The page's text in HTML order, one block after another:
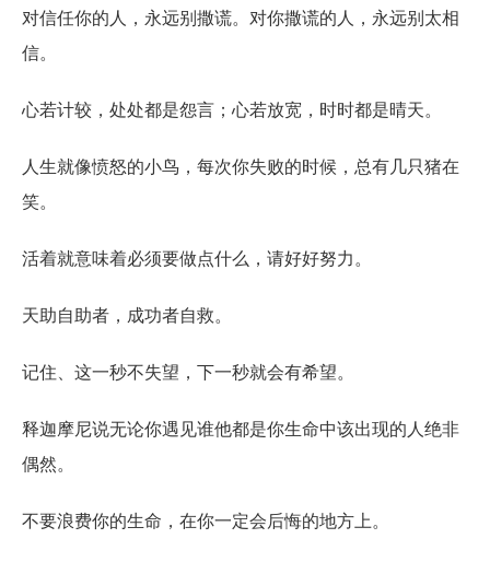
对信任你的人，永远别撒谎。对你撒谎的人，永远别太相
信。
心若计较，处处都是怨言；心若放宽，时时都是晴天。
人生就像愤怒的小鸟，每次你失败的时候，总有几只猪在
笑。
活着就意味着必须要做点什么，请好好努力。
天助自助者，成功者自救。
记住、这一秒不失望，下一秒就会有希望。
释迦摩尼说无论你遇见谁他都是你生命中该出现的人绝非
偶然。
不要浪费你的生命，在你一定会后悔的地方上。